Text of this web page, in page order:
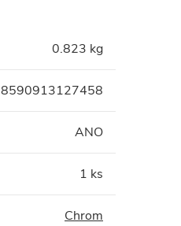
0.823 kg
8590913127458
ANO
1 ks
Chrom